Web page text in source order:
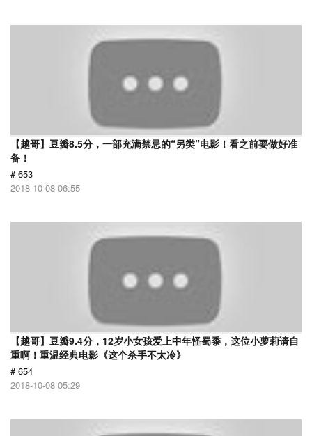
【越哥】豆瓣8.5分，一部充满禁忌的“另类”电影！看之前要做好准
备！
# 653
2018-10-08 06:55
【越哥】豆瓣9.4分，12岁小女孩爱上中年怪蜀黍，这位小萝莉请自
重啊！重温经典电影《这个杀手不太冷》
# 654
2018-10-08 05:29